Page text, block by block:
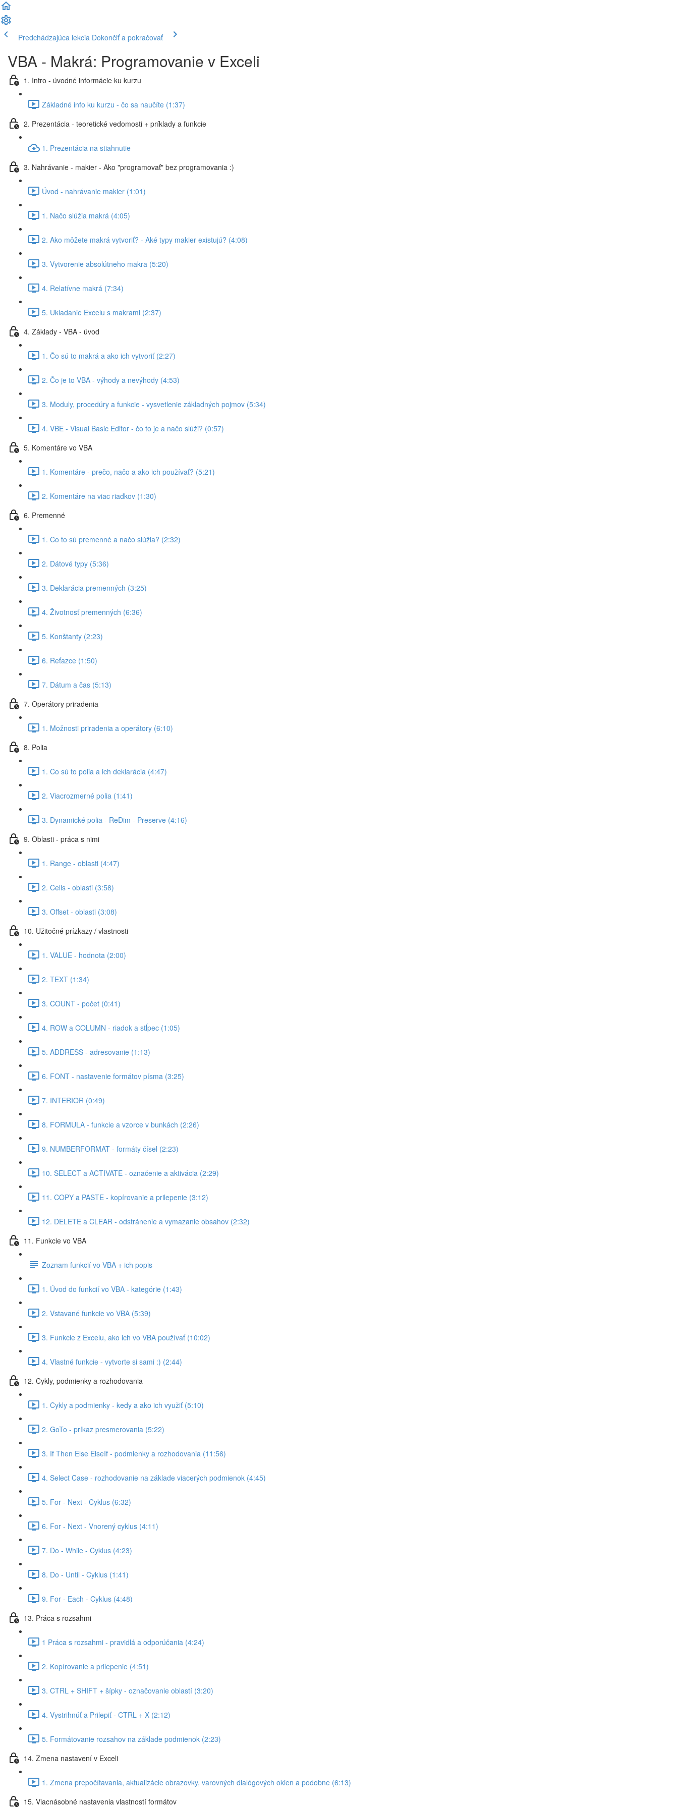
Predchádzajúca lekcia Dokončiť a pokračovať
VBA - Makrá: Programovanie v Exceli
1. Intro - úvodné informácie ku kurzu
Základné info ku kurzu - čo sa naučíte (1:37)
2. Prezentácia - teoretické vedomosti + príklady a funkcie
1. Prezentácia na stiahnutie
3. Nahrávanie - makier - Ako "programovať" bez programovania :)
Úvod - nahrávanie makier (1:01)
1. Načo slúžia makrá (4:05)
2. Ako môžete makrá vytvoriť? - Aké typy makier existujú? (4:08)
3. Vytvorenie absolútneho makra (5:20)
4. Relatívne makrá (7:34)
5. Ukladanie Excelu s makrami (2:37)
4. Základy - VBA - úvod
1. Čo sú to makrá a ako ich vytvoriť (2:27)
2. Čo je to VBA - výhody a nevýhody (4:53)
3. Moduly, procedúry a funkcie - vysvetlenie základných pojmov (5:34)
4. VBE - Visual Basic Editor - čo to je a načo slúži? (0:57)
5. Komentáre vo VBA
1. Komentáre - prečo, načo a ako ich používať? (5:21)
2. Komentáre na viac riadkov (1:30)
6. Premenné
1. Čo to sú premenné a načo slúžia? (2:32)
2. Dátové typy (5:36)
3. Deklarácia premenných (3:25)
4. Životnosť premenných (6:36)
5. Konštanty (2:23)
6. Reťazce (1:50)
7. Dátum a čas (5:13)
7. Operátory priradenia
1. Možnosti priradenia a operátory (6:10)
8. Polia
1. Čo sú to polia a ich deklarácia (4:47)
2. Viacrozmerné polia (1:41)
3. Dynamické polia - ReDim - Preserve (4:16)
9. Oblasti - práca s nimi
1. Range - oblasti (4:47)
2. Cells - oblasti (3:58)
3. Offset - oblasti (3:08)
10. Užitočné prízkazy / vlastnosti
1. VALUE - hodnota (2:00)
2. TEXT (1:34)
3. COUNT - počet (0:41)
4. ROW a COLUMN - riadok a stĺpec (1:05)
5. ADDRESS - adresovanie (1:13)
6. FONT - nastavenie formátov písma (3:25)
7. INTERIOR (0:49)
8. FORMULA - funkcie a vzorce v bunkách (2:26)
9. NUMBERFORMAT - formáty čísel (2:23)
10. SELECT a ACTIVATE - označenie a aktivácia (2:29)
11. COPY a PASTE - kopírovanie a prilepenie (3:12)
12. DELETE a CLEAR - odstránenie a vymazanie obsahov (2:32)
11. Funkcie vo VBA
Zoznam funkcií vo VBA + ich popis
1. Úvod do funkcií vo VBA - kategórie (1:43)
2. Vstavané funkcie vo VBA (5:39)
3. Funkcie z Excelu, ako ich vo VBA používať (10:02)
4. Vlastné funkcie - vytvorte si sami :) (2:44)
12. Cykly, podmienky a rozhodovania
1. Cykly a podmienky - kedy a ako ich využiť (5:10)
2. GoTo - príkaz presmerovania (5:22)
3. If Then Else ElseIf - podmienky a rozhodovania (11:56)
4. Select Case - rozhodovanie na základe viacerých podmienok (4:45)
5. For - Next - Cyklus (6:32)
6. For - Next - Vnorený cyklus (4:11)
7. Do - While - Cyklus (4:23)
8. Do - Until - Cyklus (1:41)
9. For - Each - Cyklus (4:48)
13. Práca s rozsahmi
1 Práca s rozsahmi - pravidlá a odporúčania (4:24)
2. Kopírovanie a prilepenie (4:51)
3. CTRL + SHIFT + šípky - označovanie oblastí (3:20)
4. Vystrihnúť a Prilepiť - CTRL + X (2:12)
5. Formátovanie rozsahov na základe podmienok (2:23)
14. Zmena nastavení v Exceli
1. Zmena prepočítavania, aktualizácie obrazovky, varovných dialógových okien a podobne (6:13)
15. Viacnásobné nastavenia vlastností formátov